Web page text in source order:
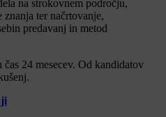
na strokovnem področju,
znanja ter načrtovanje,
predavanj in metod
24 mesecev. Od kandidatov